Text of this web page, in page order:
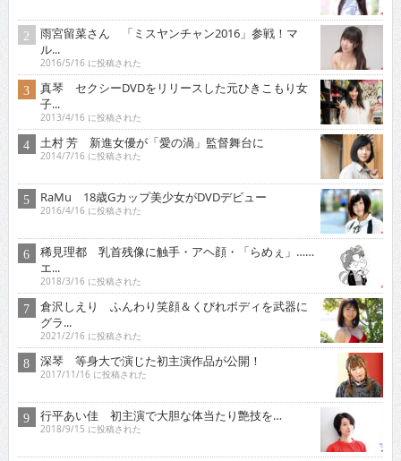
雨宮留菜さん 「ミスヤンチャン2016」参戦！マ
ル...
2016/5/16 に投稿された
真琴 セクシーDVDをリリースした元ひきこもり女
子...
2013/4/16 に投稿された
土村 芳 新進女優が「愛の渦」監督舞台に
2014/7/16 に投稿された
RaMu 18歳Gカップ美少女がDVDデビュー
2016/4/16 に投稿された
稀見理都 乳首残像に触手・アヘ顔・「らめぇ」……
エ...
2018/3/16 に投稿された
倉沢しえり ふんわり笑顔＆くびれボディを武器に
グラ...
2021/2/16 に投稿された
深琴 等身大で演じた初主演作品が公開！
2017/11/16 に投稿された
行平あい佳 初主演で大胆な体当たり艶技を…
2018/9/15 に投稿された